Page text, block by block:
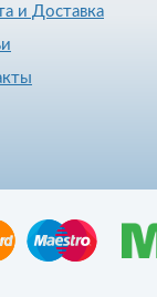
и Доставка